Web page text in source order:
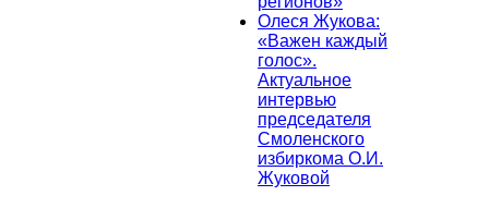
Олеся Жукова:
«Важен каждый
голос».
Актуальное
интервью
председателя
Смоленского
избиркома О.И.
Жуковой